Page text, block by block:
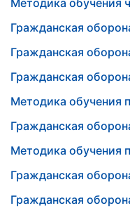
Методика обучения
Гражданская
Гражданская
Гражданская
Методика обучения
Гражданская
Методика обучения
Гражданская
Гражданская